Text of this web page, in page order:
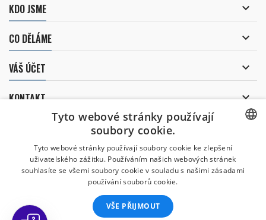
KDO JSME 
CO DĚLÁME 
VÁŠ ÚČET 
KONTAKT 
ODBĚR NOVINEK
Uděluji souhlas se
zpracováním osobních údajů.
CZECH
Tyto webové stránky používají
soubory cookie.
Tyto webové stránky používají soubory cookie ke zlepšení
uživatelského zážitku. Používáním našich webových stránek
souhlasíte se všemi soubory cookie v souladu s našimi zásadami
používání souborů cookie.
VŠE PŘIJMOUT